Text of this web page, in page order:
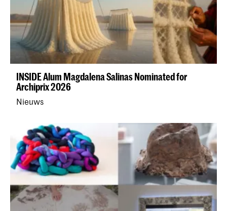
INSIDE Alum Magdalena Salinas Nominated for
Archiprix 2026
Nieuws